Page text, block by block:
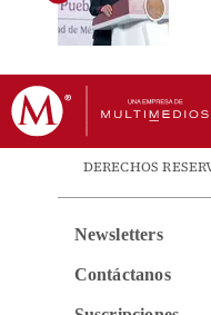
DERECHOS
Newsletters
Contáctanos